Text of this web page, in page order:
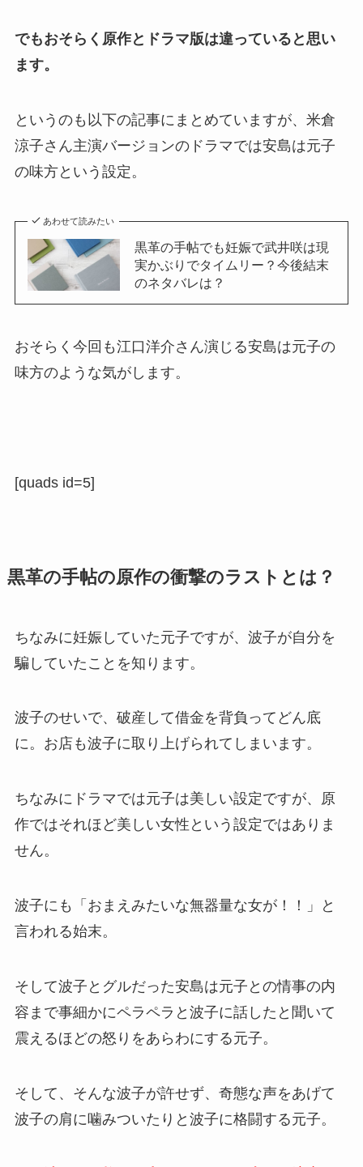
でもおそらく原作とドラマ版は違っていると思い
ます。
というのも以下の記事にまとめていますが、米倉
涼子さん主演バージョンのドラマでは安島は元子
の味方という設定。
あわせて読みたい
黒革の手帖でも妊娠で武井咲は現
実かぶりでタイムリー？今後結末
のネタバレは？
おそらく今回も江口洋介さん演じる安島は元子の
味方のような気がします。
[quads id=5]
黒革の手帖の原作の衝撃のラストとは？
ちなみに妊娠していた元子ですが、波子が自分を
騙していたことを知ります。
波子のせいで、破産して借金を背負ってどん底
に。お店も波子に取り上げられてしまいます。
ちなみにドラマでは元子は美しい設定ですが、原
作ではそれほど美しい女性という設定ではありま
せん。
波子にも「おまえみたいな無器量な女が！！」と
言われる始末。
そして波子とグルだった安島は元子との情事の内
容まで事細かにペラペラと波子に話したと聞いて
震えるほどの怒りをあらわにする元子。
そして、そんな波子が許せず、奇態な声をあげて
波子の肩に噛みついたりと波子に格闘する元子。